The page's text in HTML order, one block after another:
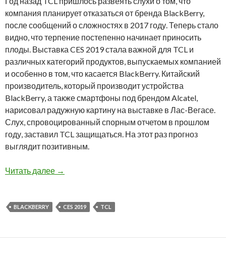
компания планирует отказаться от бренда BlackBerry,
после сообщений о сложностях в 2017 году. Теперь стало
видно, что терпение постепенно начинает приносить
плоды. Выставка CES 2019 стала важной для TCL и
различных категорий продуктов, выпускаемых компанией
и особенно в том, что касается BlackBerry. Китайский
производитель, который производит устройства
BlackBerry, а также смартфоны под брендом Alcatel,
нарисовал радужную картину на выставке в Лас-Вегасе.
Слух, спровоцированный спорным отчетом в прошлом
году, заставил TCL защищаться. На этот раз прогноз
выглядит позитивным.
Читать далее CES 2019: TCL доволен ростом бренда
→
BLACKBERRY CES 2019 TCL